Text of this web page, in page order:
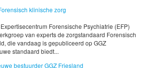
klinische zorg
Forensische Psychiatrie (EFP)
van experts de zorgstandaard Forensisch
die vandaag is gepubliceerd op GGZ
standaard biedt...
bestuurder GGZ Friesland